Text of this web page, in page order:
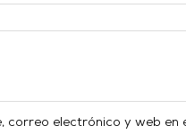
correo electrónico y web